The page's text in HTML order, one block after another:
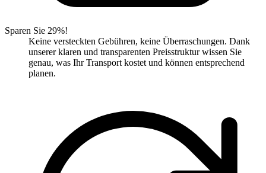
Sparen Sie 29%!
Keine versteckten Gebühren, keine Überraschungen. Dank
unserer klaren und transparenten Preisstruktur wissen Sie
genau, was Ihr Transport kostet und können entsprechend
planen.